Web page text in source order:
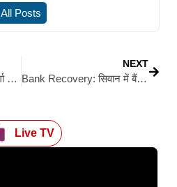
All Posts
Gopalganj News: थावे दुर्गा मंदिर में बड़ी चोरी, मां के गहनों पर हाथ साफ; गर्भगृह तक पहुंचे चोर
NEXT
Bank Recovery: सिवान में बैंक बकायेदारों पर सख्त कार्रवाई, गिरफ्तारी कर वसूली के लिए विशेष अभियान शुरू
Live TV